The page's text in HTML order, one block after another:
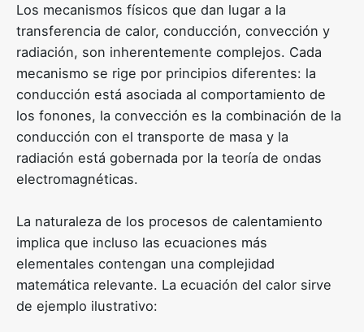
Los mecanismos físicos que dan lugar a la
transferencia de calor, conducción, convección y
radiación, son inherentemente complejos. Cada
mecanismo se rige por principios diferentes: la
conducción está asociada al comportamiento de
los fonones, la convección es la combinación de la
conducción con el transporte de masa y la
radiación está gobernada por la teoría de ondas
electromagnéticas.
La naturaleza de los procesos de calentamiento
implica que incluso las ecuaciones más
elementales contengan una complejidad
matemática relevante. La ecuación del calor sirve
de ejemplo ilustrativo: